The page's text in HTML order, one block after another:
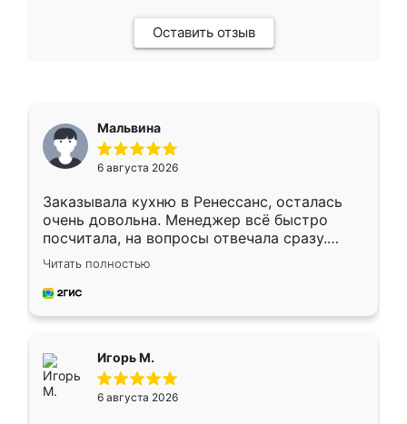
Оставить отзыв
Мальвина
6 августа 2026
Заказывала кухню в Ренессанс, осталась
очень довольна. Менеджер всё быстро
посчитала, на вопросы отвечала сразу.
Замерщик приехал в субботу, подошёл к
делу со всей ответственностью. Собрали
за день, ребята работали аккуратно, даже
Читать полностью
Игорь М.
6 августа 2026